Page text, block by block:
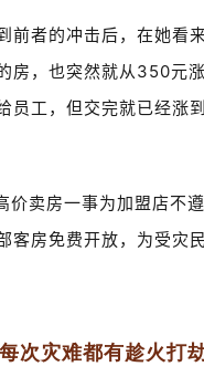
前者的冲击后，在她看
房，也突然就从350元
员工，但交完就已经涨
卖房一事为加盟店不
客房免费开放，为受灾
每次灾难都有趁火打